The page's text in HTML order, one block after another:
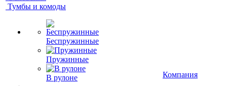
Тумбы и комоды
Беспружинные
Пружинные
В рулоне
Компания